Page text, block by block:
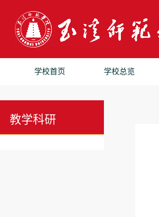
学校首页 学校总览
教学科研